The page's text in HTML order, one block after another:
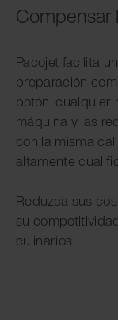
Compensar
Pacojet facilita
preparación
botón, cualquier
máquina y las
con la misma
altamente
Reduzca sus
su
culinarios.